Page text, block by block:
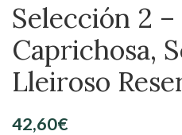
Selección 2
Caprichosa,
Lleiroso
42,60€